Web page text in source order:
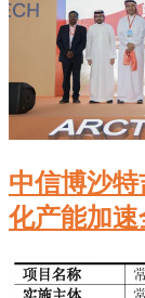
中信博沙
化产能加